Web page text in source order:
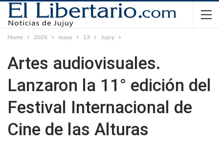
Home 2026 mayo 13 Jujuy
Artes audiovisuales.
Lanzaron la 11° edición del
Festival Internacional de
Cine de las Alturas